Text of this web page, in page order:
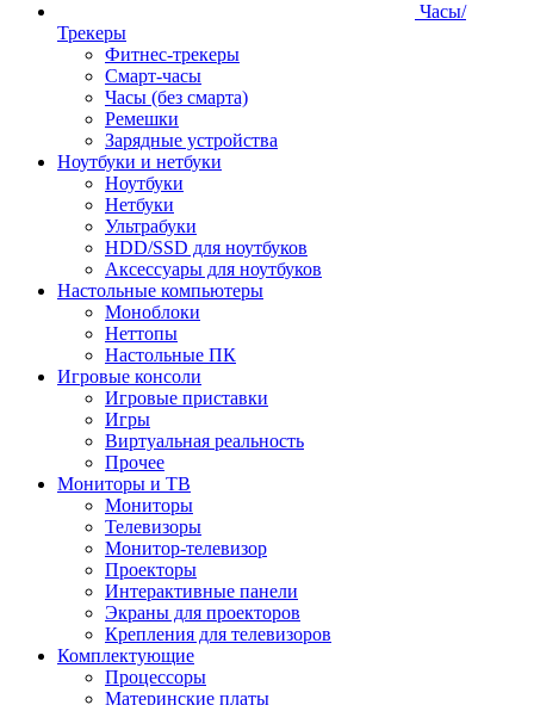
Часы/
Трекеры
Фитнес-трекеры
Смарт-часы
Часы (без смарта)
Ремешки
Зарядные устройства
Ноутбуки и нетбуки
Ноутбуки
Нетбуки
Ультрабуки
HDD/SSD для ноутбуков
Аксессуары для ноутбуков
Настольные компьютеры
Моноблоки
Неттопы
Настольные ПК
Игровые консоли
Игровые приставки
Игры
Виртуальная реальность
Прочее
Мониторы и ТВ
Мониторы
Телевизоры
Монитор-телевизор
Проекторы
Интерактивные панели
Экраны для проекторов
Крепления для телевизоров
Комплектующие
Процессоры
Материнские платы